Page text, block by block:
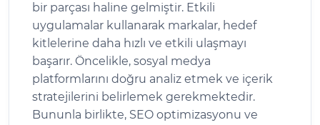
bir parçası haline gelmiştir. Etkili
uygulamalar kullanarak markalar, hedef
kitlelerine daha hızlı ve etkili ulaşmayı
başarır. Öncelikle, sosyal medya
platformlarını doğru analiz etmek ve içerik
stratejilerini belirlemek gerekmektedir.
Bununla birlikte, SEO optimizasyonu ve